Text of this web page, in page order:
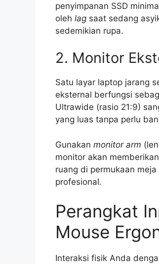
penyimpanan SSD
oleh lag saat sedang
sedemikian rupa.
2. Monitor
Satu layar laptop jarang
eksternal berfungsi
Ultrawide (rasio 21:9)
yang luas tanpa perlu
Gunakan monitor arm
monitor akan
ruang di permukaan
profesional.
Perangkat
Mouse
Interaksi fisik Anda